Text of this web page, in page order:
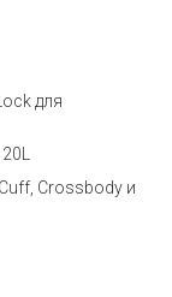
для
Crossbody и